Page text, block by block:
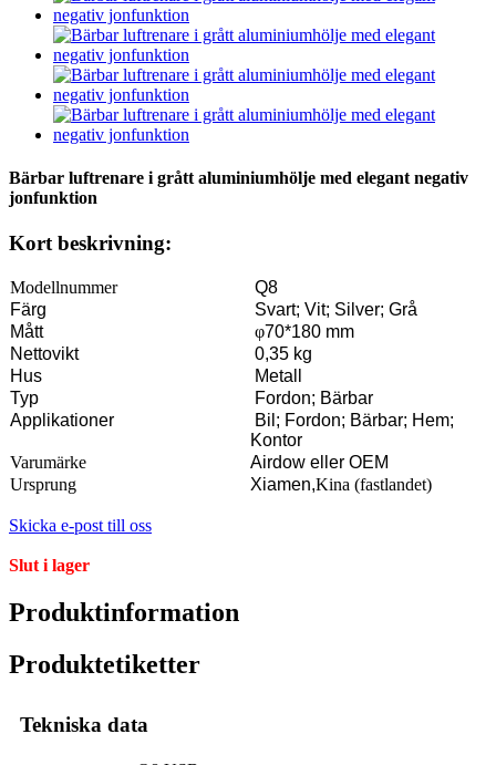
Bärbar luftrenare i grått aluminiumhölje med elegant negativ
jonfunktion
Kort beskrivning:
Modellnummer
Q8
Färg
Svart; Vit; Silver; Grå
Mått
φ70*180 mm
Nettovikt
0,35 kg
Hus
Metall
Typ
Fordon; Bärbar
Applikationer
Bil; Fordon; Bärbar; Hem;
Kontor
Varumärke
Airdow eller OEM
Ursprung
Xiamen,Kina (fastlandet)
Skicka e-post till oss
Slut i lager
Produktinformation
Produktetiketter
Tekniska data